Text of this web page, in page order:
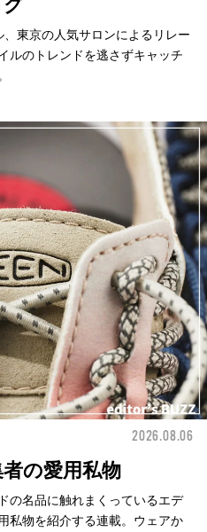
東京の人気サロンによるリレー
ルのトレンドを逃さずキャッチ
2026.08.06
の愛用私物
の名品に触れまくっているエデ
私物を紹介する連載。ウェアか